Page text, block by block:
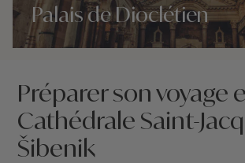
Palais de Dioclétien
Préparer son voyage
Cathédrale Saint-
Šibenik